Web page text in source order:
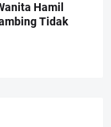
Hamil
Tidak